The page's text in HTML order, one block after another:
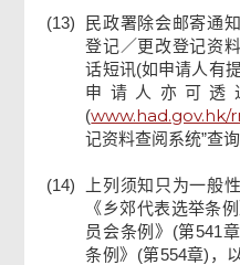
(13)
民政署除会邮寄通
登记／更改登记资
话短讯(如申请人有
申请人亦可透
(www.had.gov.hk/
记资料查阅系统”查
(14)
上列须知只为一般
《乡郊代表选举条
员会条例》(第541
条例》(第554章)，